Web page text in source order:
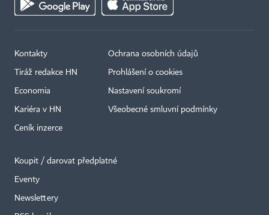
Kontakty
Tiráž redakce HN
Economia
Kariéra v HN
Ceník inzerce
Ochrana osobních údajů
Prohlášení o cookies
Nastavení soukromí
Všeobecné smluvní podmínky
Koupit / darovat předplatné
Eventy
Newslettery